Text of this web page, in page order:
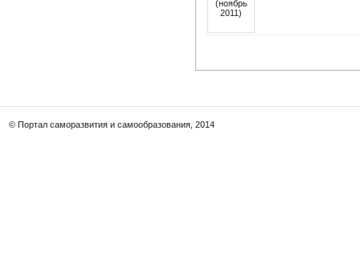
© Портал саморазвития и самообразования, 2014